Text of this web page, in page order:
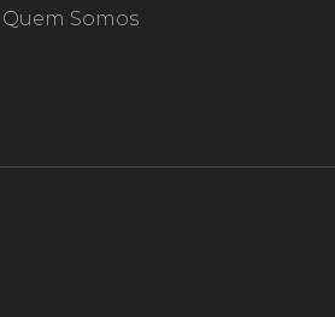
Quem Somos